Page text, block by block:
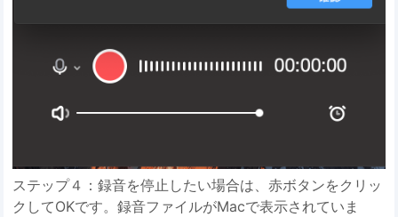
ステップ４：録音を停止したい場合は、赤ボタンをクリッ
クしてOKです。録音ファイルがMacで表示されていま